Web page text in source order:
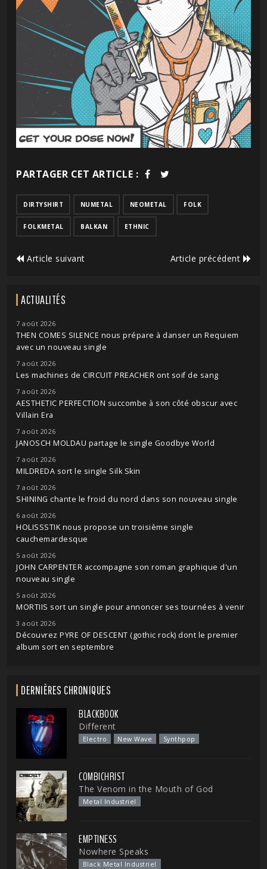
PARTAGER CET ARTICLE :
DIRTYSHIRT NUMETAL NEOMETAL FOLK
FOLKMETAL BALKAN ETHNIC
Article suivant Article précédent
ACTUALITÉS
7 août 2026
THEN COMES SILENCE nous prépare à danser un Requiem
avec un nouveau single
7 août 2026
Les machines de CIRCUIT PREACHER ont soif de sang
7 août 2026
AESTHETIC PERFECTION succombe à son côté obscur avec
Villain Era
7 août 2026
JANOSCH MOLDAU partage le single Goodbye World
7 août 2026
MILDREDA sort le single Silk Skin
7 août 2026
SHINING chante le froid du nord dans son nouveau single
6 août 2026
HOLISSSTIK nous propose un troisième single
cauchemardesque
5 août 2026
JOHN CARPENTER accompagne son roman graphique d'un
nouveau single
5 août 2026
MORTIIS sort un single pour annoncer ses tournées à venir
3 août 2026
Découvrez PYRE OF DESCENT (gothic rock) dont le premier
album sort en septembre
DERNIÈRES CHRONIQUES
BLACKBOOK
Different
Electro New Wave Synthpop
COMBICHRIST
The Venom in the Mouth of God
Metal Industriel
EMPTINESS
Nowhere Speaks
Black Metal Industriel